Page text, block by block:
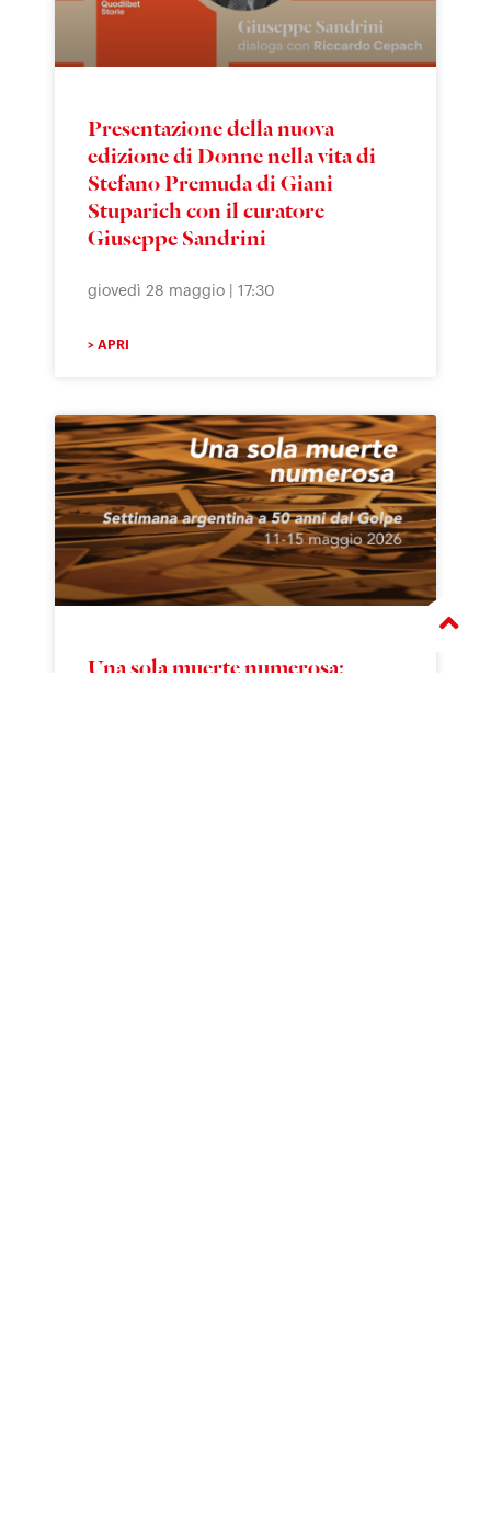
Presentazione della nuova
edizione di Donne nella vita di
Stefano Premuda di Giani
Stuparich con il curatore
Giuseppe Sandrini
giovedì 28 maggio | 17:30
> APRI
Una sola muerte numerosa: